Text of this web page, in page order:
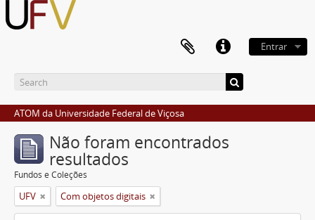
Entrar
ATOM da Universidade Federal de Viçosa
Não foram encontrados
resultados
Fundos e Coleções
UFV Com objetos digitais